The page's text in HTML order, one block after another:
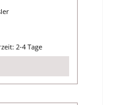
2-4 Tage